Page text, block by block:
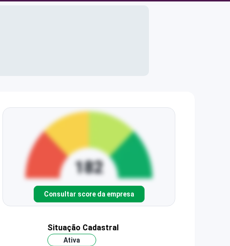
Consultar score da empresa
Situação Cadastral
Ativa